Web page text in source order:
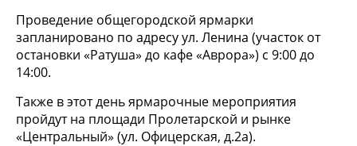
Проведение общегородской ярмарки
запланировано по адресу ул. Ленина (участок от
остановки «Ратуша» до кафе «Аврора») с 9:00 до
14:00.
Также в этот день ярмарочные мероприятия
пройдут на площади Пролетарской и рынке
«Центральный» (ул. Офицерская, д.2а).